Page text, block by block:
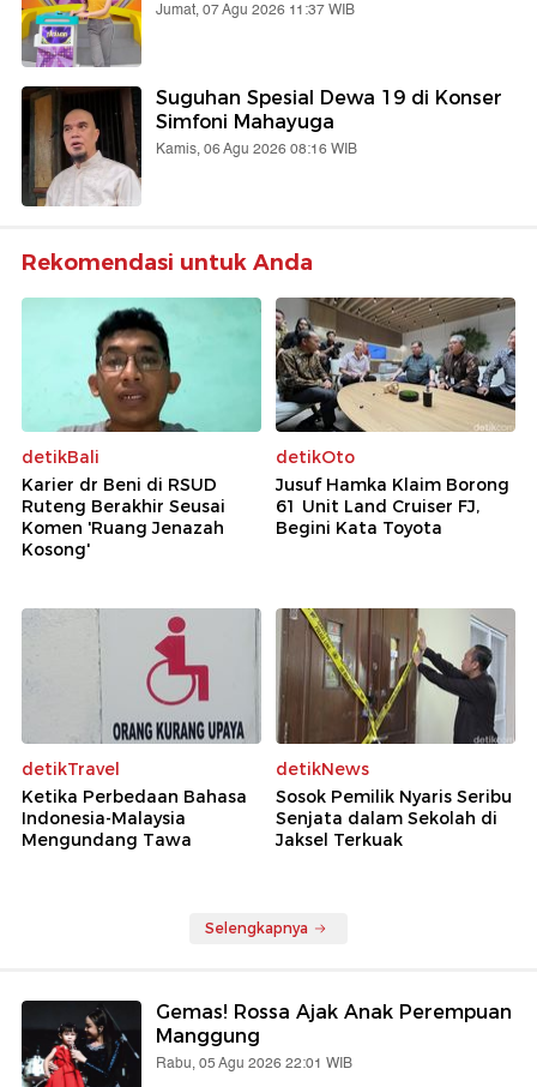
Jumat, 07 Agu 2026 11:37 WIB
Suguhan Spesial Dewa 19 di Konser
Simfoni Mahayuga
Kamis, 06 Agu 2026 08:16 WIB
Rekomendasi untuk Anda
detikBali
Karier dr Beni di RSUD
Ruteng Berakhir Seusai
Komen 'Ruang Jenazah
Kosong'
detikOto
Jusuf Hamka Klaim Borong
61 Unit Land Cruiser FJ,
Begini Kata Toyota
detikTravel
Ketika Perbedaan Bahasa
Indonesia-Malaysia
Mengundang Tawa
detikNews
Sosok Pemilik Nyaris Seribu
Senjata dalam Sekolah di
Jaksel Terkuak
Selengkapnya
Gemas! Rossa Ajak Anak Perempuan
Manggung
Rabu, 05 Agu 2026 22:01 WIB